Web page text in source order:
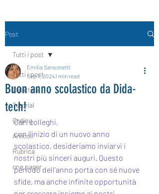
Post
Tutti i post
Didattica
Tutorial
Coding
Articoli
Rubrica
one pager
Tutti i post
Buon anno scolastico da Dida-
tech!
Emilia Sansonetti
Sep 1, 20241 min read
Cari colleghi,
con l'inizio di un nuovo anno
scolastico, desideriamo inviarvi i
nostri più sinceri auguri. Questo
periodo dell'anno porta con sé nuove
sfide, ma anche infinite opportunità